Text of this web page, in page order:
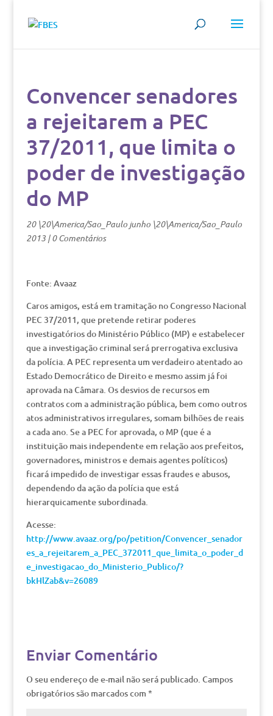
Convencer senadores
a rejeitarem a PEC
37/2011, que limita o
poder de investigação
do MP
20 \20\America/Sao_Paulo junho \20\America/Sao_Paulo
2013|0 Comentários
Fonte: Avaaz
Caros amigos, está em tramitação no Congresso Nacional
PEC 37/2011, que pretende retirar poderes
investigatórios do Ministério Público (MP) e estabelecer
que a investigação criminal será prerrogativa exclusiva
da polícia. A PEC representa um verdadeiro atentado ao
Estado Democrático de Direito e mesmo assim já foi
aprovada na Câmara. Os desvios de recursos em
contratos com a administração pública, bem como outros
atos administrativos irregulares, somam bilhões de reais
a cada ano. Se a PEC for aprovada, o MP (que é a
instituição mais independente em relação aos prefeitos,
governadores, ministros e demais agentes políticos)
ficará impedido de investigar essas fraudes e abusos,
dependendo da ação da polícia que está
hierarquicamente subordinada.
Acesse:
http://www.avaaz.org/po/petition/Convencer_senador
es_a_rejeitarem_a_PEC_372011_que_limita_o_poder_d
e_investigacao_do_Ministerio_Publico/?
bkHlZab&v=26089
Enviar Comentário
O seu endereço de e-mail não será publicado. Campos
obrigatórios são marcados com *